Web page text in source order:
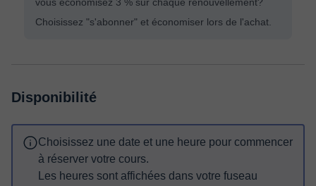
Choisissez "s'abonner" et économiser lors de l'achat.
Disponibilité
Choisissez une date et une heure pour commencer
à réserver votre cours.
Les heures sont affichées dans votre fuseau